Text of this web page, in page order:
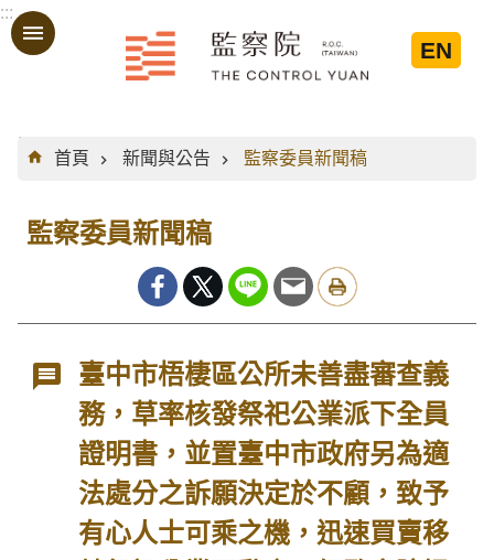
跳到主要內容區塊
:::
EN
:::
首頁
新聞與公告 監察委員新聞稿
監察委員新聞稿
臺中市梧棲區公所未善盡審查義
務，草率核發祭祀公業派下全員
證明書，並置臺中市政府另為適
法處分之訴願決定於不顧，致予
有心人士可乘之機，迅速買賣移